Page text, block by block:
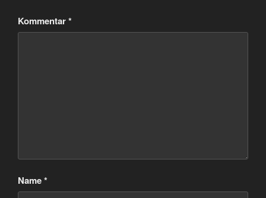
Kommentar*
Name*